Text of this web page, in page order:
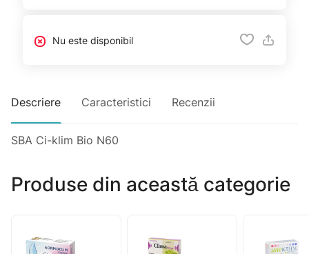
Nu este disponibil
Descriere Caracteristici Recenzii
SBA Ci-klim Bio N60
Produse din această categorie